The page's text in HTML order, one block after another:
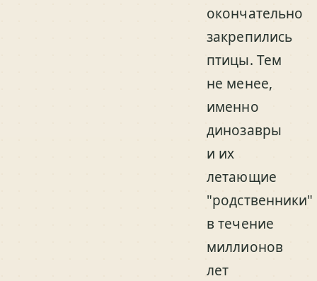
окончательно
закрепились
птицы. Тем
не менее,
именно
динозавры
и их
летающие
"родственники"
в течение
миллионов
лет